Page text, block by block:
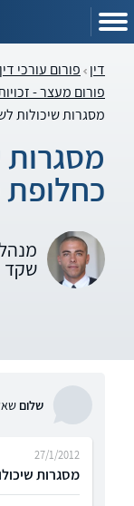
דין פורום עורכי דין
פורום מעצר -
מסגרות שיכולות
שקד
שלום
מסגרות
27/1/2012